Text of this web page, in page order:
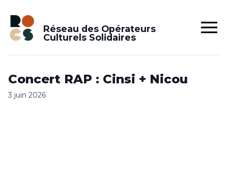
Réseau des Opérateurs
Culturels Solidaires
Concert RAP : Cinsi + Nicou
3 juin 2026